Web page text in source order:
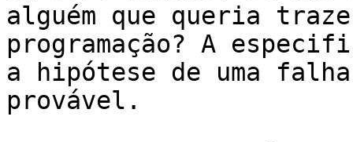
alguém que queria
programação? A
a hipótese de uma
provável.